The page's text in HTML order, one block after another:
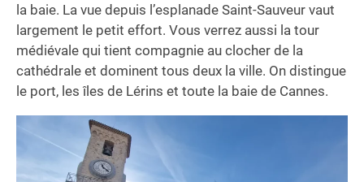
la baie. La vue depuis l’esplanade Saint-Sauveur vaut
largement le petit effort. Vous verrez aussi la tour
médiévale qui tient compagnie au clocher de la
cathédrale et dominent tous deux la ville. On distingue
le port, les îles de Lérins et toute la baie de Cannes.